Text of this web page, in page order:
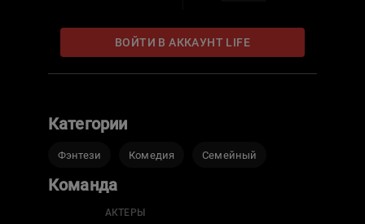
ВОЙТИ В АККАУНТ LIFE
Категории
Фэнтези Комедия Семейный
Команда
АКТЕРЫ